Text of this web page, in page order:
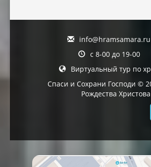
info@hramsamara.ru
с 8-00 до 19-00
Виртуальный тур по
Спаси и Сохрани Господи ©
Рождества